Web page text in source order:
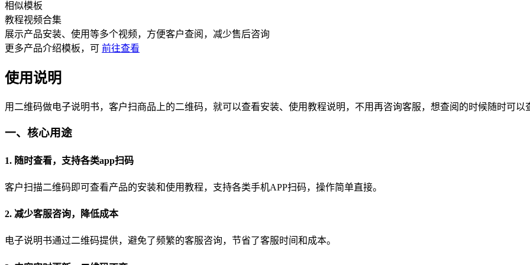
相似模板
教程视频合集
展示产品安装、使用等多个视频，方便客户查阅，减少售后咨询
更多产品介绍模板，可 前往查看
使用说明
用二维码做电子说明书，客户扫商品上的二维码，就可以查看安装、使用教程说明，不用再咨询客服，想查阅的时候随时可以
一、核心用途
1. 随时查看，支持各类app扫码
客户扫描二维码即可查看产品的安装和使用教程，支持各类手机APP扫码，操作简单直接。
2. 减少客服咨询，降低成本
电子说明书通过二维码提供，避免了频繁的客服咨询，节省了客服时间和成本。